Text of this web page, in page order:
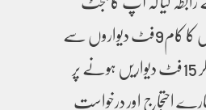
منظور ہوا ہے اور جس کا کام9فٹ دیواروں سے
اوپر شروع کر دیا گیامگر 15فٹ دیواریں ہونے پر
احتجاج اور درخواست